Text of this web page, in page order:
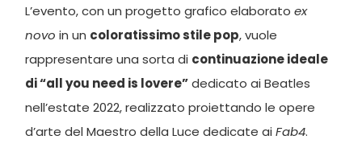
L’evento, con un progetto grafico elaboratoex
novo in un coloratissimo stile pop, vuole
rappresentare una sorta di continuazione ideale
di “all you need is lovere”dedicato ai Beatles
nell’estate 2022, realizzato proiettando le opere
d’arte del Maestro della Luce dedicate aiFab4.